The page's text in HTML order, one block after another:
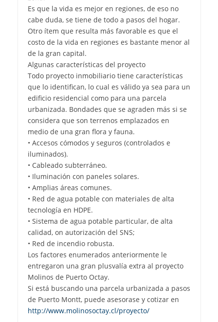
Es que la vida es mejor en regiones, de eso no
cabe duda, se tiene de todo a pasos del hogar.
Otro ítem que resulta más favorable es que el
costo de la vida en regiones es bastante menor al
de la gran capital.
Algunas características del proyecto
Todo proyecto inmobiliario tiene características
que lo identifican, lo cual es válido ya sea para un
edificio residencial como para una parcela
urbanizada. Bondades que se agraden más si se
considera que son terrenos emplazados en
medio de una gran flora y fauna.
• Accesos cómodos y seguros (controlados e
iluminados).
• Cableado subterráneo.
• Iluminación con paneles solares.
• Amplias áreas comunes.
• Red de agua potable con materiales de alta
tecnología en HDPE.
• Sistema de agua potable particular, de alta
calidad, on autorización del SNS;
• Red de incendio robusta.
Los factores enumerados anteriormente le
entregaron una gran plusvalía extra al proyecto
Molinos de Puerto Octay.
Si está buscando una parcela urbanizada a pasos
de Puerto Montt, puede asesorase y cotizar en
http://www.molinosoctay.cl/proyecto/